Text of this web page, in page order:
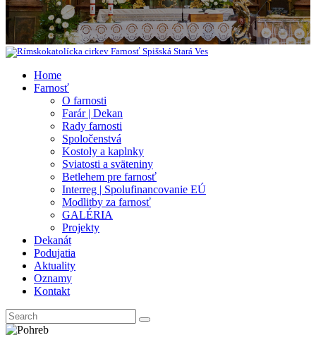
Home
Farnosť
O farnosti
Farár | Dekan
Rady farnosti
Spoločenstvá
Kostoly a kaplnky
Sviatosti a sväteniny
Betlehem pre farnosť
Interreg | Spolufinancovanie EÚ
Modlitby za farnosť
GALÉRIA
Projekty
Dekanát
Podujatia
Aktuality
Oznamy
Kontakt